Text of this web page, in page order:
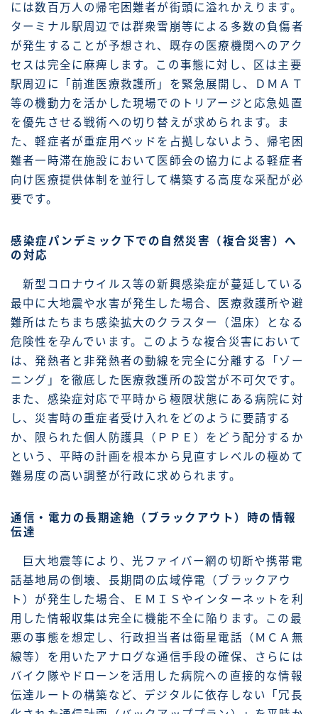
には数百万人の帰宅困難者が街頭に溢れかえります。
ターミナル駅周辺では群衆雪崩等による多数の負傷者
が発生することが予想され、既存の医療機関へのアク
セスは完全に麻痺します。この事態に対し、区は主要
駅周辺に「前進医療救護所」を緊急展開し、ＤＭＡＴ
等の機動力を活かした現場でのトリアージと応急処置
を優先させる戦術への切り替えが求められます。ま
た、軽症者が重症用ベッドを占拠しないよう、帰宅困
難者一時滞在施設において医師会の協力による軽症者
向け医療提供体制を並行して構築する高度な采配が必
要です。
感染症パンデミック下での自然災害（複合災害）へ
の対応
新型コロナウイルス等の新興感染症が蔓延している
最中に大地震や水害が発生した場合、医療救護所や避
難所はたちまち感染拡大のクラスター（温床）となる
危険性を孕んでいます。このような複合災害において
は、発熱者と非発熱者の動線を完全に分離する「ゾー
ニング」を徹底した医療救護所の設営が不可欠です。
また、感染症対応で平時から極限状態にある病院に対
し、災害時の重症者受け入れをどのように要請する
か、限られた個人防護具（ＰＰＥ）をどう配分するか
という、平時の計画を根本から見直すレベルの極めて
難易度の高い調整が行政に求められます。
通信・電力の長期途絶（ブラックアウト）時の情報
伝達
巨大地震等により、光ファイバー網の切断や携帯電
話基地局の倒壊、長期間の広域停電（ブラックアウ
ト）が発生した場合、ＥＭＩＳやインターネットを利
用した情報収集は完全に機能不全に陥ります。この最
悪の事態を想定し、行政担当者は衛星電話（ＭＣＡ無
線等）を用いたアナログな通信手段の確保、さらには
バイク隊やドローンを活用した病院への直接的な情報
伝達ルートの構築など、デジタルに依存しない「冗長